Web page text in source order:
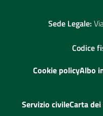
Sede Legale:
Codice
Cookie policyAlbo
Servizio civileCarta